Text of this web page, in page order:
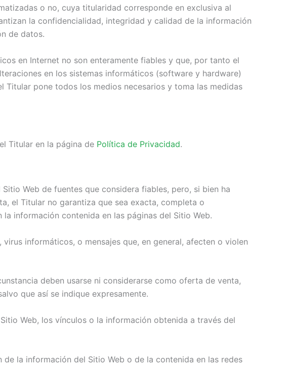
o no, cuya titularidad corresponde en exclusiva al
la confidencialidad, integridad y calidad de la información
de datos.
en Internet no son enteramente fiables y que, por tanto el
en los sistemas informáticos (software y hardware)
pone todos los medios necesarios y toma las medidas
Titular en la página de Política de Privacidad.
Web de fuentes que considera fiables, pero, si bien ha
el Titular no garantiza que sea exacta, completa o
información contenida en las páginas del Sitio Web.
informáticos, o mensajes que, en general, afecten o violen
deben usarse ni considerarse como oferta de venta,
que así se indique expresamente.
Web, los vínculos o la información obtenida a través del
la información del Sitio Web o de la contenida en las redes